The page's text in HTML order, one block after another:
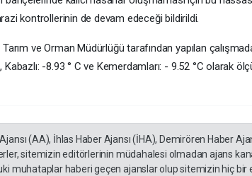
kontrollerinin de devam edeceği bildirildi.
ve Orman Müdürlüğü tarafından yapılan
Kabazlı: -8.93 ° C ve Kemerdamları: - 9.52 °C olarak
(AA), İhlas Haber Ajansı (İHA), Demirören Haber
sitemizin editörlerinin müdahalesi olmadan ajans
muhataplar haberi geçen ajanslar olup sitemizin hiç